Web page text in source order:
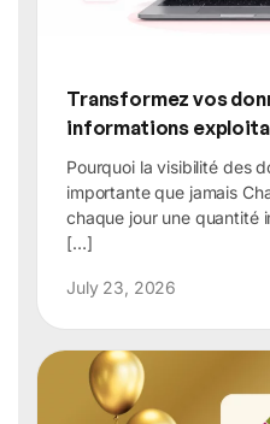
Transformez vos
informations
Pourquoi la visibilité des
importante que jamais
chaque jour une quantité
[…]
July 23, 2026